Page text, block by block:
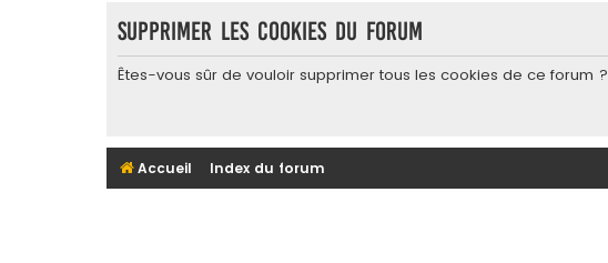
Supprimer les cookies du forum
Êtes-vous sûr de vouloir supprimer tous les cookies de ce forum ?
Accueil Index du forum